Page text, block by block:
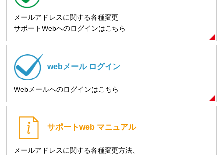
メールアドレスに関する各種変更
サポートWebへのログインはこちら
webメールログイン
Webメールへのログインはこちら
サポートweb マニュアル
メールアドレスに関する各種変更方法、